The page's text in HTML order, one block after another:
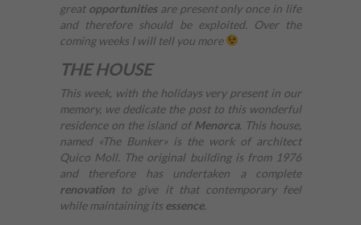
great opportunitiesare present only once in life
and therefore should be exploited. Over the
coming weeks I will tell you more
THE HOUSE
This week, with the holidays very present in our
memory, we dedicate the post to this wonderful
residence on the island ofMenorca. This house,
named «The Bunker» is the work of architect
Quico Moll. The original building is from 1976
and therefore has undertaken a complete
renovation to give it that contemporary feel
while maintaining itsessence.